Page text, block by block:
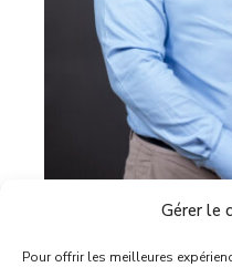
Gérer le
Pour offrir les meilleures